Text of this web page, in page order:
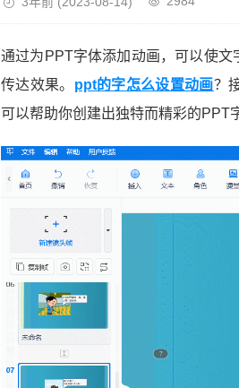
通过为PPT字体添加动画，可以使
传达效果。 ppt的字怎么设置动画？
可以帮助你创建出独特而精彩的PPT